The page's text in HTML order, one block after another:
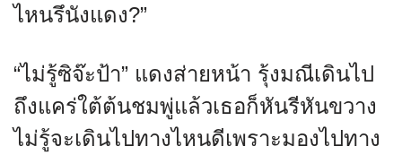
ไหนรึนังแดง?”
“ไม่รู้ซิจ๊ะป้า” แดงส่ายหน้า รุ้งมณีเดินไป
ถึงแคร่ใต้ต้นชมพู่แล้วเธอก็หันรีหันขวาง
ไม่รู้จะเดินไปทางไหนดีเพราะมองไปทาง